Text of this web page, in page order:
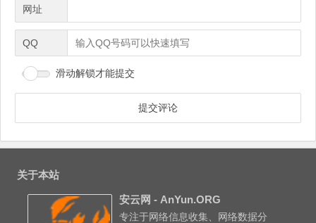
网址
QQ
滑动解锁才能提交
关于本站
安云网 - AnYun.ORG
专注于网络信息收集、网络数据分